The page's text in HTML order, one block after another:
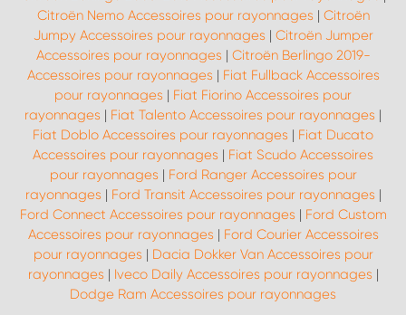
Citroën Nemo Accessoires pour rayonnages | Citroën
Jumpy Accessoires pour rayonnages | Citroën Jumper
Accessoires pour rayonnages | Citroën Berlingo 2019-
Accessoires pour rayonnages | Fiat Fullback Accessoires
pour rayonnages | Fiat Fiorino Accessoires pour
rayonnages | Fiat Talento Accessoires pour rayonnages |
Fiat Doblo Accessoires pour rayonnages | Fiat Ducato
Accessoires pour rayonnages | Fiat Scudo Accessoires
pour rayonnages | Ford Ranger Accessoires pour
rayonnages | Ford Transit Accessoires pour rayonnages |
Ford Connect Accessoires pour rayonnages | Ford Custom
Accessoires pour rayonnages | Ford Courier Accessoires
pour rayonnages | Dacia Dokker Van Accessoires pour
rayonnages | Iveco Daily Accessoires pour rayonnages |
Dodge Ram Accessoires pour rayonnages